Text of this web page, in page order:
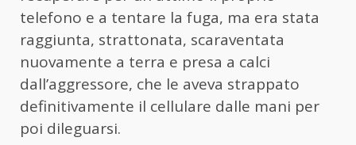
telefono e a tentare la fuga, ma era stata
raggiunta, strattonata, scaraventata
nuovamente a terra e presa a calci
dall’aggressore, che le aveva strappato
definitivamente il cellulare dalle mani per
poi dileguarsi.